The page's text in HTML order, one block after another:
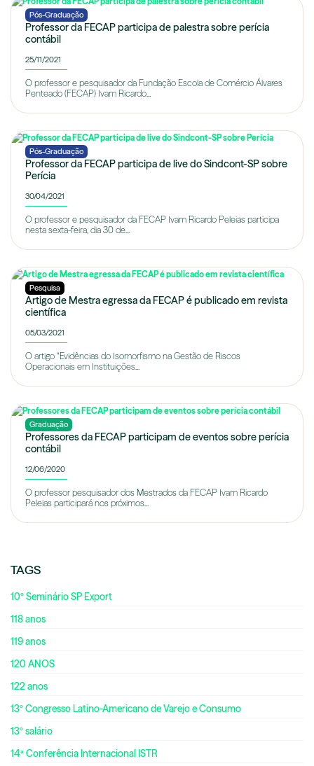
Pós-Graduação
Professor da FECAP participa de palestra sobre perícia
contábil
25/11/2021
O professor e pesquisador da Fundação Escola de Comércio Álvares
Penteado (FECAP) Ivam Ricardo...
Pós-Graduação
Professor da FECAP participa de live do Sindcont-SP sobre
Perícia
30/04/2021
O professor e pesquisador da FECAP Ivam Ricardo Peleias participa
nesta sexta-feira, dia 30 de...
Pesquisa
Artigo de Mestra egressa da FECAP é publicado em revista
científica
05/03/2021
O artigo “Evidências do Isomorfismo na Gestão de Riscos
Operacionais em Instituições...
Graduação
Professores da FECAP participam de eventos sobre perícia
contábil
12/06/2020
O professor pesquisador dos Mestrados da FECAP Ivam Ricardo
Peleias participará nos próximos...
TAGS
10º Seminário SP Export
118 anos
119 anos
120 ANOS
122 anos
13º Congresso Latino-Americano de Varejo e Consumo
13º salário
14ª Conferência Internacional ISTR